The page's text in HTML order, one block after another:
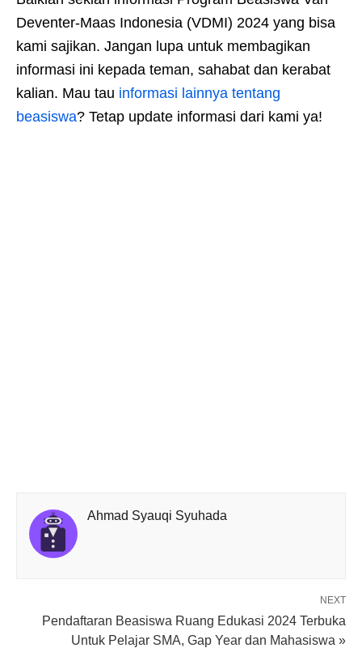
Deventer-Maas Indonesia (VDMI) 2024 yang bisa
kami sajikan. Jangan lupa untuk membagikan
informasi ini kepada teman, sahabat dan kerabat
kalian. Mau tau informasi lainnya tentang
beasiswa? Tetap update informasi dari kami ya!
Ahmad Syauqi Syuhada
NEXT
Pendaftaran Beasiswa Ruang Edukasi 2024 Terbuka
Untuk Pelajar SMA, Gap Year dan Mahasiswa »